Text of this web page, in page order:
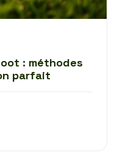
: méthodes
parfait